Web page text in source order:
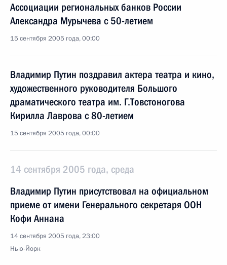
Ассоциации региональных банков России
Александра Мурычева с 50-летием
15 сентября 2005 года, 00:00
Владимир Путин поздравил актера театра и кино,
художественного руководителя Большого
драматического театра им. Г.Товстоногова
Кирилла Лаврова с 80-летием
15 сентября 2005 года, 00:00
14 сентября 2005 года, среда
Владимир Путин присутствовал на официальном
приеме от имени Генерального секретаря ООН
Кофи Аннана
14 сентября 2005 года, 23:00
Нью-Йорк